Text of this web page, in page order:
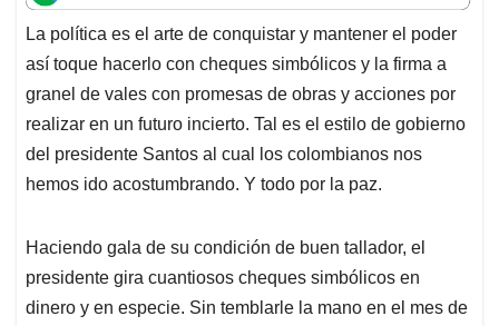
t
s
A
p
p
e
b
o
o
k
k
e
d
I
n
i
l
e
a
d
s
La política es el arte de conquistar y mantener el poder
así toque hacerlo con cheques simbólicos y la firma a
granel de vales con promesas de obras y acciones por
realizar en un futuro incierto. Tal es el estilo de gobierno
del presidente Santos al cual los colombianos nos
hemos ido acostumbrando. Y todo por la paz.
Haciendo gala de su condición de buen tallador, el
presidente gira cuantiosos cheques simbólicos en
dinero y en especie. Sin temblarle la mano en el mes de